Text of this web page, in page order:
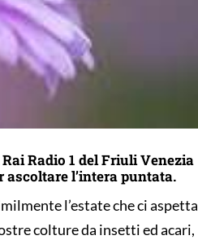
Radio 1 del Friuli Venezia
ascoltare l’intera puntata.
l’estate che ci aspetta
colture da insetti ed acari,